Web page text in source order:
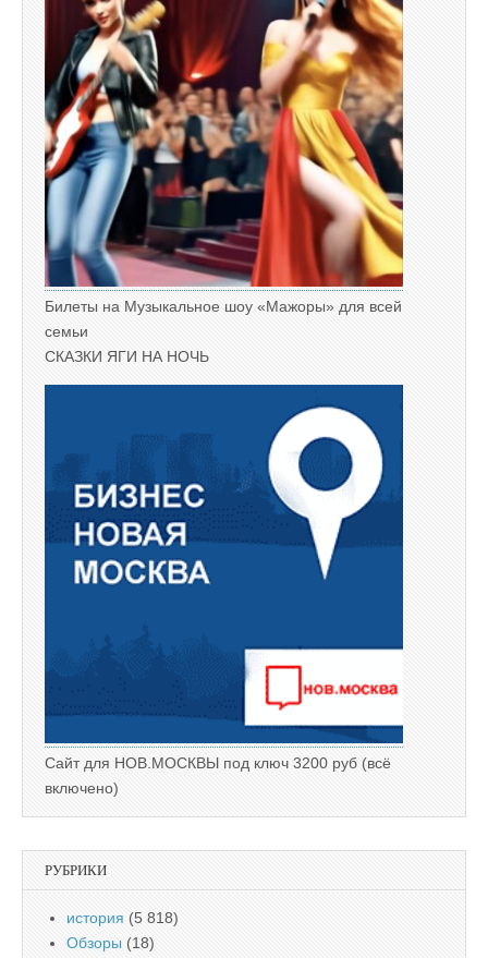
Билеты на Музыкальное шоу «Мажоры» для всей
семьи
СКАЗКИ ЯГИ НА НОЧЬ
Сайт для НОВ.МОСКВЫ под ключ 3200 руб (всё
включено)
РУБРИКИ
история (5 818)
Обзоры (18)